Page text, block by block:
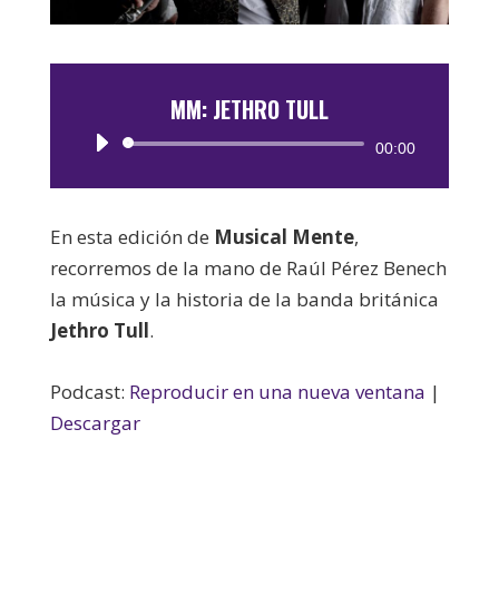
MM: JETHRO TULL
Reproductor
00:00
En esta edición de Musical Mente,
recorremos de la mano de Raúl Pérez Benech
la música y la historia de la banda británica
Jethro Tull.
Podcast: Reproducir en una nueva ventana |
Descargar